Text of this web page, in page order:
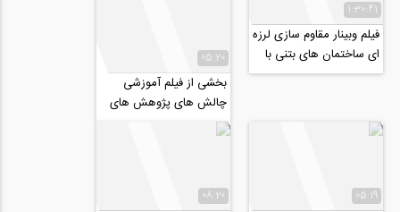
1:30:41
فیلم وبینار مقاوم سازی لرزه
ای ساختمان های بتنی با
FRP
05:20
بخشی از فیلم آموزشی
چالش های پژوهش های
عددی در مسیر انتشار مقاله
موفق، قسمت اول...
05:19
08:20